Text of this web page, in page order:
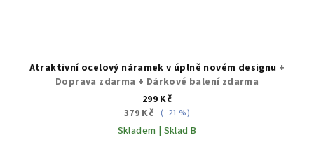
Atraktivní ocelový náramek v úplně novém designu +
Doprava zdarma + Dárkové balení zdarma
299 Kč
379 Kč (–21 %)
Skladem | Sklad B